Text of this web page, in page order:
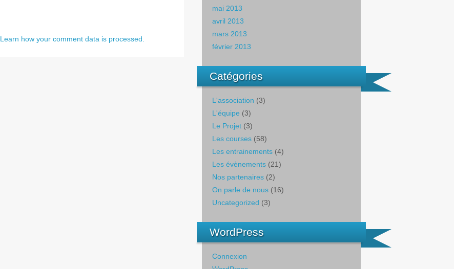
Learn how your comment data is processed.
mai 2013
avril 2013
mars 2013
février 2013
Catégories
L'association (3)
L'équipe (3)
Le Projet (3)
Les courses (58)
Les entrainements (4)
Les évènements (21)
Nos partenaires (2)
On parle de nous (16)
Uncategorized (3)
WordPress
Connexion